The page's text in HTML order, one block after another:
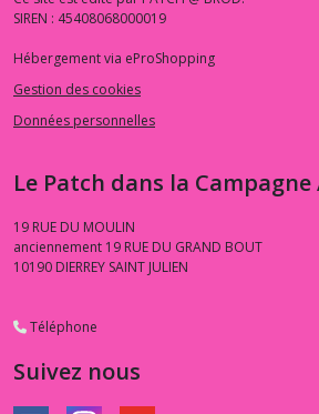
SIREN : 45408068000019
Hébergement via eProShopping
Gestion des cookies
Données personnelles
Le Patch dans la Campagne
19 RUE DU MOULIN
anciennement 19 RUE DU GRAND BOUT
10190 DIERREY SAINT JULIEN
Téléphone
Suivez nous